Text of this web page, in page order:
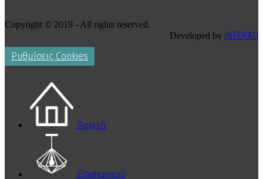
Copyright © 2019 - All rights reserved.
Developed by iNTERAD
Ρυθμίσεις Cookies
Αρχική
Εσωτερικού